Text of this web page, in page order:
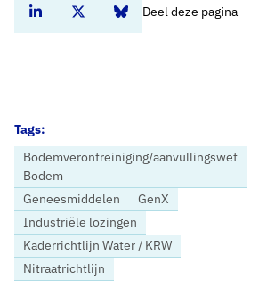
Home Nieuws
Deel deze pagina
Deel dit artikel op Linkedin
Deel dit artikel op Twitter
Deel dit artikel op Bluesky
Tags:
Bodemverontreiniging/aanvullingswet
Bodem
Geneesmiddelen
GenX
Industriële lozingen
Kaderrichtlijn Water / KRW
Nitraatrichtlijn